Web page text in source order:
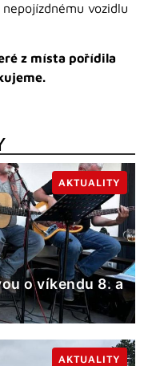
vozidlu
z místa pořídila
o víkendu 8. a
AKTUALITY
AKTUALITY